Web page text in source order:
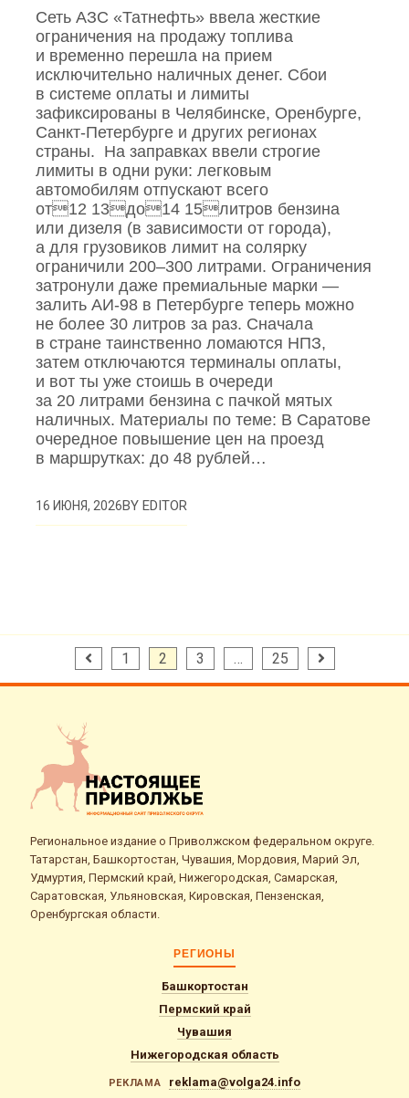
Сеть АЗС «Татнефть» ввела жесткие
ограничения на продажу топлива
и временно перешла на прием
исключительно наличных денег. Сбои
в системе оплаты и лимиты
зафиксированы в Челябинске, Оренбурге,
Санкт‑Петербурге и других регионах
страны. На заправках ввели строгие
лимиты в одни руки: легковым
автомобилям отпускают всего
от12 13до14 15литров бензина
или дизеля (в зависимости от города),
а для грузовиков лимит на солярку
ограничили 200–300 литрами. Ограничения
затронули даже премиальные марки —
залить АИ‑98 в Петербурге теперь можно
не более 30 литров за раз. Сначала
в стране таинственно ломаются НПЗ,
затем отключаются терминалы оплаты,
и вот ты уже стоишь в очереди
за 20 литрами бензина с пачкой мятых
наличных. Материалы по теме: В Саратове
очередное повышение цен на проезд
в маршрутках: до 48 рублей…
16 ИЮНЯ, 2026BYEDITOR
Пагинация
записей
1 2 3 … 25
Региональное издание о Приволжском федеральном округе.
Татарстан, Башкортостан, Чувашия, Мордовия, Марий Эл,
Удмуртия, Пермский край, Нижегородская, Самарская,
Саратовская, Ульяновская, Кировская, Пензенская,
Оренбургская области.
РЕГИОНЫ
Башкортостан
Пермский край
Чувашия
Нижегородская область
РЕКЛАМА reklama@volga24.info